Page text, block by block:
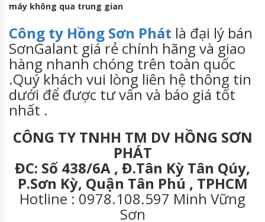
máy không qua trung gian
Công ty Hồng Sơn Phát là đại lý bán
SơnGalant giá rẻ chính hãng và giao
hàng nhanh chóng trên toàn quốc
.Quý khách vui lòng liên hệ thông tin
dưới để được tư vấn và báo giá tốt
nhất .
CÔNG TY TNHH TM DV HỒNG SƠN
PHÁT
ĐC: Số 438/6A , Đ.Tân Kỳ Tân Qúy,
P.Sơn Kỳ, Quận Tân Phú , TPHCM
Hotline : 0978.108.597 Minh Vững
Sơn